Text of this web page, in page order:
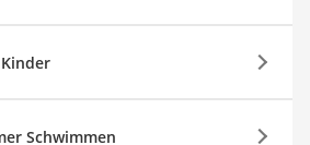
Schwimmen